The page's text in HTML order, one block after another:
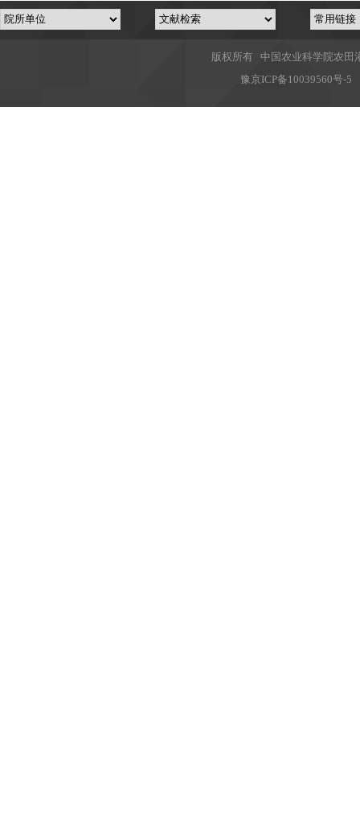
版权所有 中国农业科学院农
豫京ICP备10039560号-5